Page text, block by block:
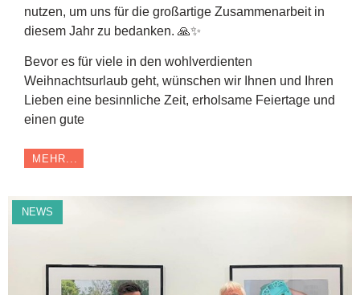
nutzen, um uns für die großartige Zusammenarbeit in
diesem Jahr zu bedanken. 🙏✨
Bevor es für viele in den wohlverdienten
Weihnachtsurlaub geht, wünschen wir Ihnen und Ihren
Lieben eine besinnliche Zeit, erholsame Feiertage und
einen gute
MEHR...
NEWS